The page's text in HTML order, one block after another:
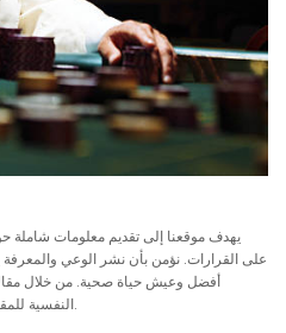
يهدف موقعنا إلى تقديم معلومات شاملة
على القرارات. نؤمن بأن نشر الوعي
أفضل وعيش حياة صحية. من خلال
النفسية للمقامرة وتعزيز الفهم العميق لهذه الظاهرة.